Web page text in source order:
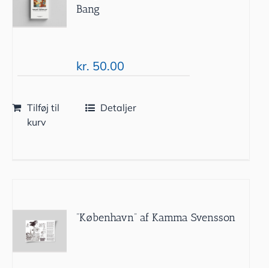
Bang
kr. 50.00
Tilføj til
kurv
Detaljer
”København” af Kamma Svensson